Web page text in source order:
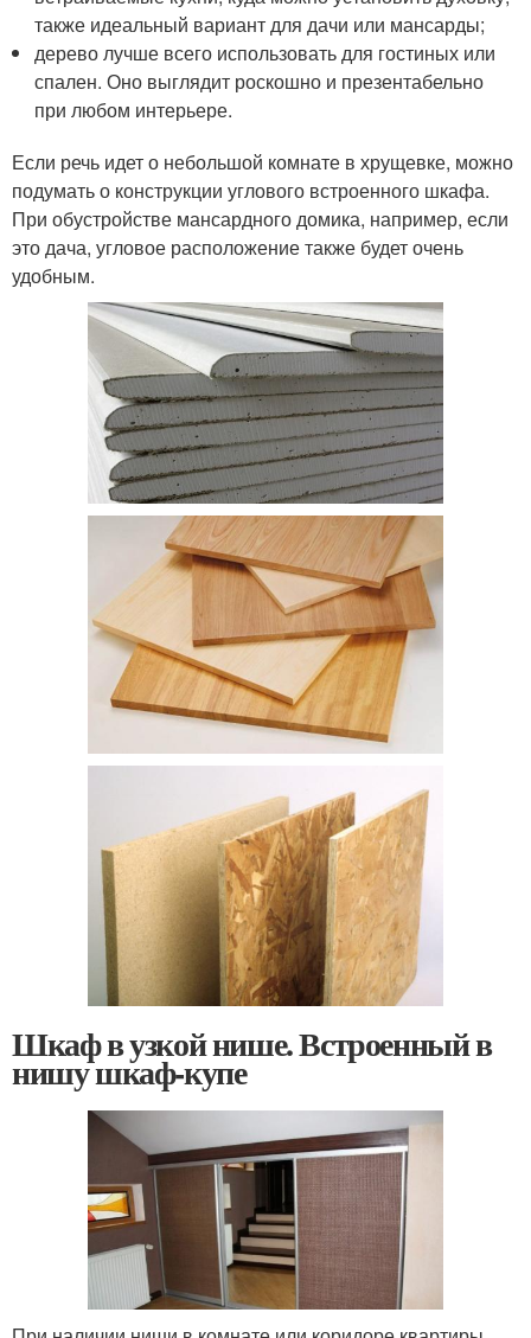
также идеальный вариант для дачи или мансарды;
дерево лучше всего использовать для гостиных или
спален. Оно выглядит роскошно и презентабельно
при любом интерьере.
Если речь идет о небольшой комнате в хрущевке, можно
подумать о конструкции углового встроенного шкафа.
При обустройстве мансардного домика, например, если
это дача, угловое расположение также будет очень
удобным.
Шкаф в узкой нише. Встроенный в
нишу шкаф-купе